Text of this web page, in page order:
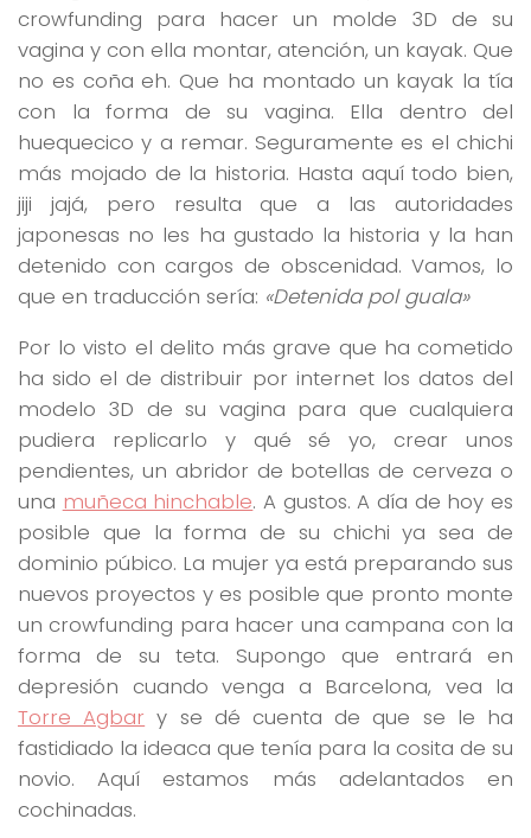
crowfunding para hacer un molde 3D de su
vagina y con ella montar, atención, un kayak. Que
no es coña eh. Que ha montado un kayak la tía
con la forma de su vagina. Ella dentro del
huequecico y a remar. Seguramente es el chichi
más mojado de la historia. Hasta aquí todo bien,
jiji jajá, pero resulta que a las autoridades
japonesas no les ha gustado la historia y la han
detenido con cargos de obscenidad. Vamos, lo
que en traducción sería: «Detenida pol guala»
Por lo visto el delito más grave que ha cometido
ha sido el de distribuir por internet los datos del
modelo 3D de su vagina para que cualquiera
pudiera replicarlo y qué sé yo, crear unos
pendientes, un abridor de botellas de cerveza o
una muñeca hinchable. A gustos. A día de hoy es
posible que la forma de su chichi ya sea de
dominio púbico. La mujer ya está preparando sus
nuevos proyectos y es posible que pronto monte
un crowfunding para hacer una campana con la
forma de su teta. Supongo que entrará en
depresión cuando venga a Barcelona, vea la
Torre Agbar y se dé cuenta de que se le ha
fastidiado la ideaca que tenía para la cosita de su
novio. Aquí estamos más adelantados en
cochinadas.